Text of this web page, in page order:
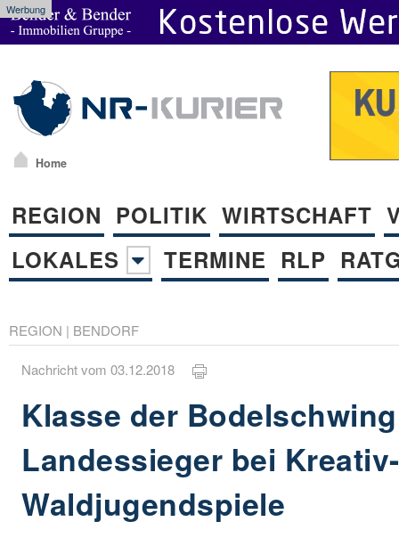
Werbung
Home
REGION POLITIK WIRTSCHAFT
LOKALES
TERMINE RLP
REGION | BENDORF
Nachricht vom 03.12.2018
Klasse der
Landessieger bei
Waldjugendspiele